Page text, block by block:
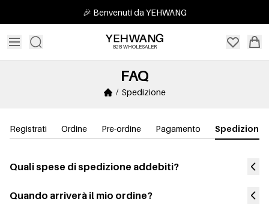
🎉 Benvenuti da YEHWANG
B2B WHOLESALER
FAQ
/ Spedizione
Registrati Ordine Pre-ordine Pagamento Spedizione
Quali spese di spedizione addebiti?
Quando arriverà il mio ordine?